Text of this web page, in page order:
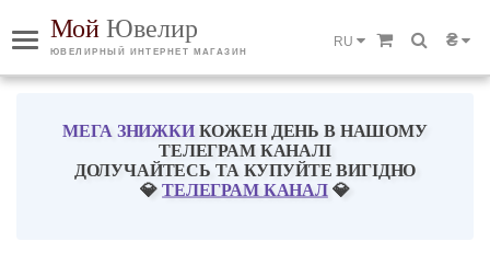
Мой Ювелир
ЮВЕЛИРНЫЙ ИНТЕРНЕТ МАГАЗИН
₴
RU
МЕГА ЗНИЖКИКОЖЕН ДЕНЬ В НАШОМУ
ТЕЛЕГРАМ КАНАЛІ
ДОЛУЧАЙТЕСЬ ТА КУПУЙТЕ ВИГІДНО
💎ТЕЛЕГРАМ КАНАЛ 💎